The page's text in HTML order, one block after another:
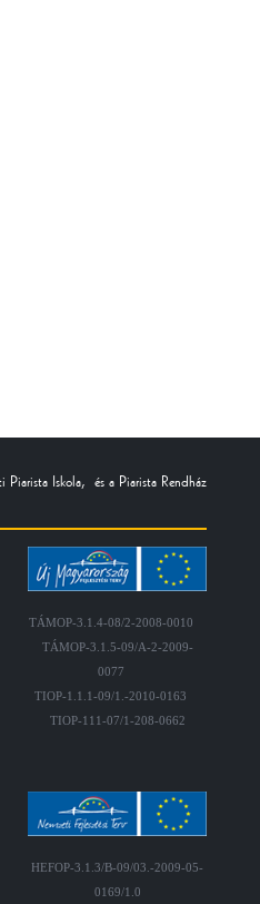
Piarista Iskola, és a Piarista Rendház
TÁMOP-3.1.4-08/2-2008-0010
TÁMOP-3.1.5-09/A-2-2009-
0077
TIOP-1.1.1-09/1.-2010-0163
TIOP-111-07/1-208-0662
HEFOP-3.1.3/B-09/03.-2009-05-
0169/1.0